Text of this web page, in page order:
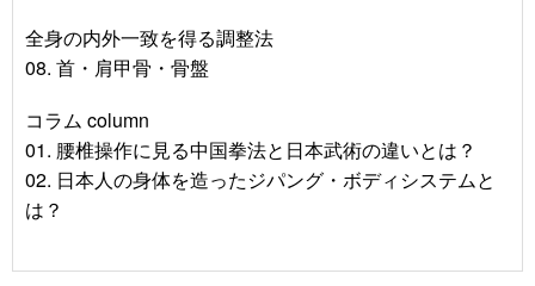
全身の内外一致を得る調整法
08. 首・肩甲骨・骨盤
コラム column
01. 腰椎操作に見る中国拳法と日本武術の違いとは？
02. 日本人の身体を造ったジパング・ボディシステムと
は？